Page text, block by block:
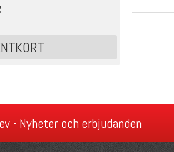
- Nyheter och erbjudanden